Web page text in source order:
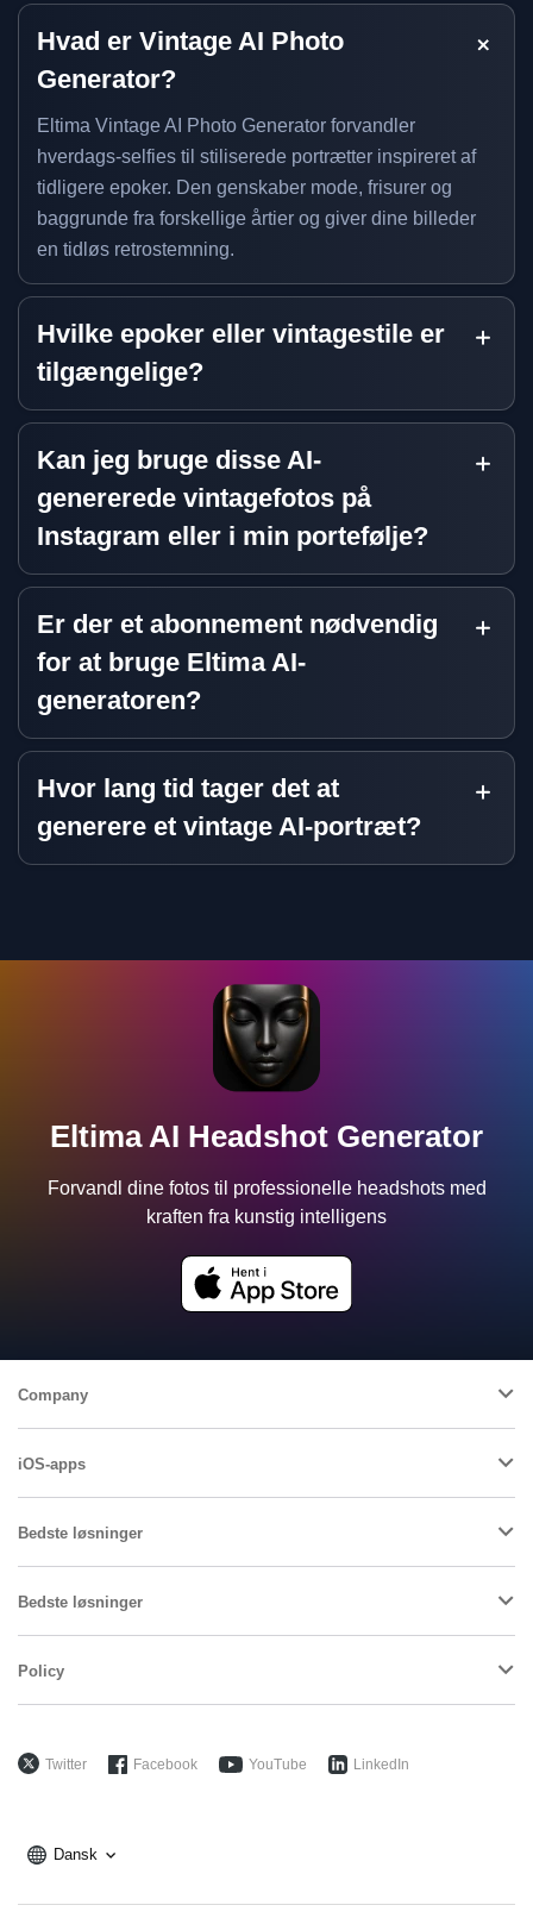
Hvad er Vintage AI Photo
Generator?
Eltima Vintage AI Photo Generator forvandler
hverdags-selfies til stiliserede portrætter inspireret af
tidligere epoker. Den genskaber mode, frisurer og
baggrunde fra forskellige årtier og giver dine billeder
en tidløs retrostemning.
Hvilke epoker eller vintagestile er
tilgængelige?
Kan jeg bruge disse AI-
genererede vintagefotos på
Instagram eller i min portefølje?
Er der et abonnement nødvendig
for at bruge Eltima AI-
generatoren?
Hvor lang tid tager det at
generere et vintage AI-portræt?
Eltima AI Headshot Generator
Forvandl dine fotos til professionelle headshots med
kraften fra kunstig intelligens
Company
iOS-apps
Bedste løsninger
Bedste løsninger
Policy
Twitter Facebook YouTube LinkedIn
Dansk